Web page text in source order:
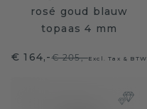
rosé goud blauw
topaas 4 mm
€ 164,-€ 205,-Excl. Tax & BTW